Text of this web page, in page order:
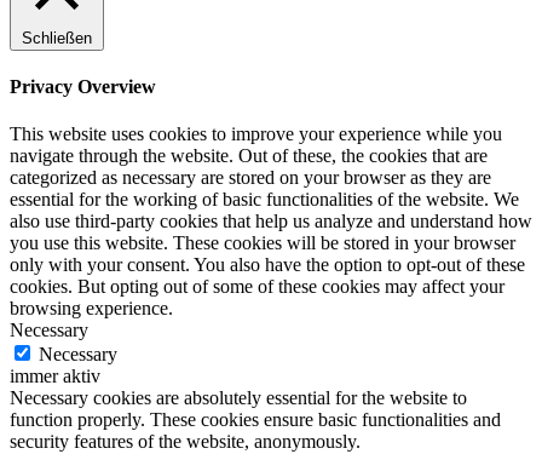
Schließen
Privacy Overview
This website uses cookies to improve your experience while you
navigate through the website. Out of these, the cookies that are
categorized as necessary are stored on your browser as they are
essential for the working of basic functionalities of the website. We
also use third-party cookies that help us analyze and understand how
you use this website. These cookies will be stored in your browser
only with your consent. You also have the option to opt-out of these
cookies. But opting out of some of these cookies may affect your
browsing experience.
Necessary
Necessary
immer aktiv
Necessary cookies are absolutely essential for the website to
function properly. These cookies ensure basic functionalities and
security features of the website, anonymously.